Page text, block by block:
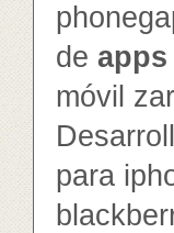
de apps
móvil
para